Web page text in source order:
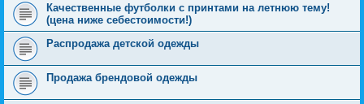
Качественные футболки с принтами на летнюю тему!
(цена ниже себестоимости!)
Распродажа детской одежды
Продажа брендовой одежды